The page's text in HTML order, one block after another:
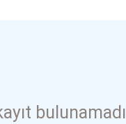
bulunamadı